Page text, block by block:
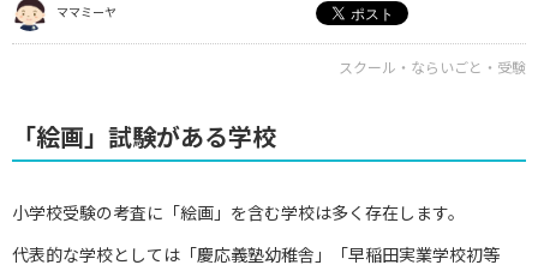
ママミーヤ
スクール・ならいごと・受験
「絵画」試験がある学校
小学校受験の考査に「絵画」を含む学校は多く存在します。
代表的な学校としては「慶応義塾幼稚舎」「早稲田実業学校初等